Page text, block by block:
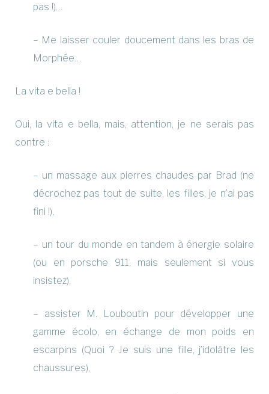
pas !)…
– Me laisser couler doucement dans les bras de
Morphée…
La vita e bella !
Oui, la vita e bella, mais, attention, je ne serais pas
contre :
– un massage aux pierres chaudes par Brad (ne
décrochez pas tout de suite, les filles, je n’ai pas
fini !),
– un tour du monde en tandem à énergie solaire
(ou en porsche 911, mais seulement si vous
insistez),
– assister M. Louboutin pour développer une
gamme écolo, en échange de mon poids en
escarpins (Quoi ? Je suis une fille, j’idolâtre les
chaussures),